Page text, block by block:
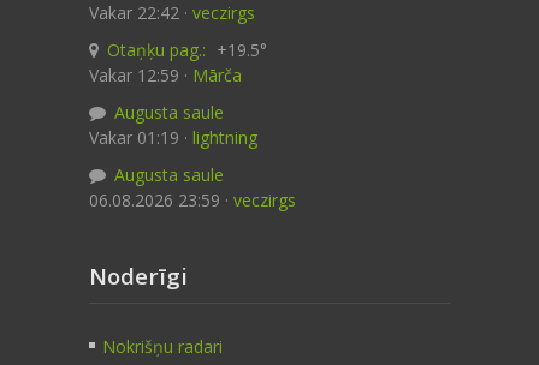
Vakar 22:42 · veczirgs
Otaņķu pag.: +19.5°
Vakar 12:59 · Mārča
Augusta saule
Vakar 01:19 · lightning
Augusta saule
06.08.2026 23:59 · veczirgs
Noderīgi
Nokrišņu radari